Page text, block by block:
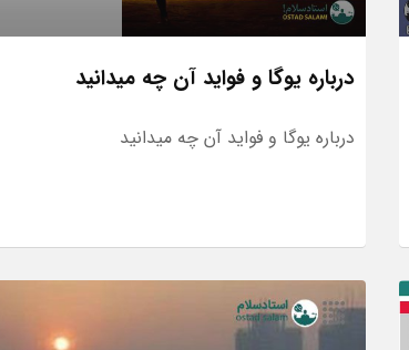
درباره یوگا و فواید آن چه میدانید
درباره یوگا و فواید آن چه میدانید